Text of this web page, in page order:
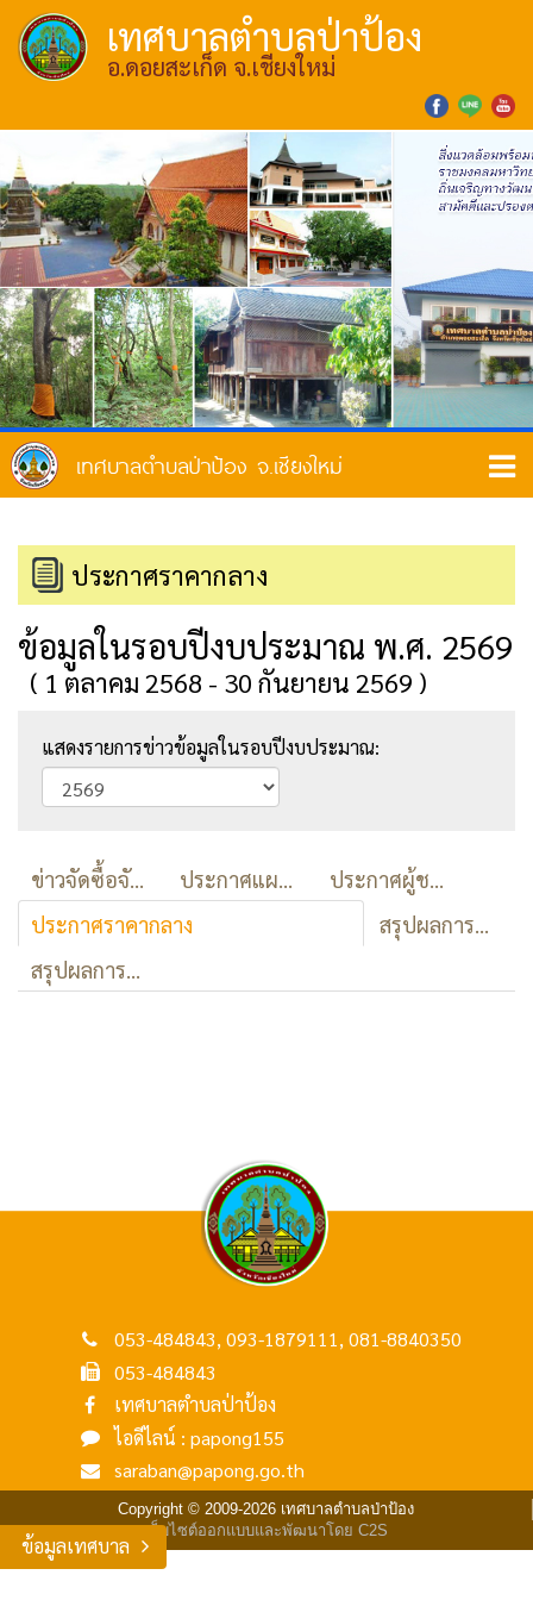
เทศบาลตำบลป่าป้อง
อ.ดอยสะเก็ด จ.เชียงใหม่
ข้อมูลเทศบาล
ประกาศราคากลาง
ข้อมูลในรอบปีงบประมาณ พ.ศ. 2569
( 1 ตลาคม 2568 - 30 กันยายน 2569 )
แสดงรายการข่าวข้อมูลในรอบปีงบประมาณ:
ข่าวจัดซื้อจัดจ้าง ประกาศแผนการจัดซื้อจัดจ้าง/ผลการจัดซื้อจัดจ้าง
ประกาศผู้ชนะ
ประกาศราคากลาง
สรุปผลการจัดซื้อจัดจ้าง(สขร)
สรุปผลการจัดซื้อจัดจ้าง(รายไตรมาส)
053-484843, 093-1879111, 081-8840350
053-484843
เทศบาลตำบลป่าป้อง
ไอดีไลน์ : papong155
saraban@papong.go.th
Copyright © 2009-2026 เทศบาลตำบลป่าป้อง
เว็บไซต์ออกแบบและพัฒนาโดย C2S